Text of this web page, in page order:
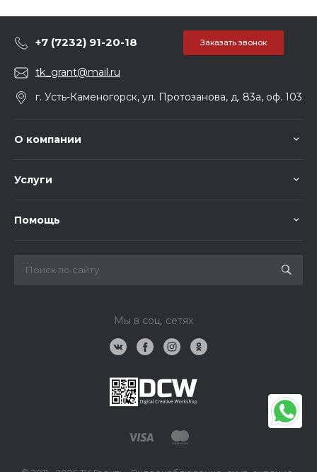
+7 (7232) 91-20-18 Заказать звонок
tk_grant@mail.ru
г. Усть-Каменогорск, ул. Протозанова, д. 83а, оф. 103
О компании
Услуги
Помощь
Мы в соц. сетях